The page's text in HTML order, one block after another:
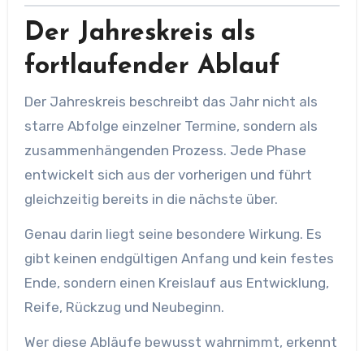
Der Jahreskreis als
fortlaufender Ablauf
Der Jahreskreis beschreibt das Jahr nicht als
starre Abfolge einzelner Termine, sondern als
zusammenhängenden Prozess. Jede Phase
entwickelt sich aus der vorherigen und führt
gleichzeitig bereits in die nächste über.
Genau darin liegt seine besondere Wirkung. Es
gibt keinen endgültigen Anfang und kein festes
Ende, sondern einen Kreislauf aus Entwicklung,
Reife, Rückzug und Neubeginn.
Wer diese Abläufe bewusst wahrnimmt, erkennt